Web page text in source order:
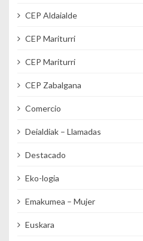
CEP Aldaialde
CEP Mariturri
CEP Mariturri
CEP Zabalgana
Comercio
Deialdiak – Llamadas
Destacado
Eko-logia
Emakumea – Mujer
Euskara